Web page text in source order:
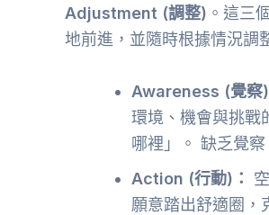
Adjustment (調整) 。這三
地前進，並隨時根據情況調
Awareness (覺察)
環境、機會與挑戰
哪裡」。 缺乏覺
Action (行動)：
願意踏出舒適圈，